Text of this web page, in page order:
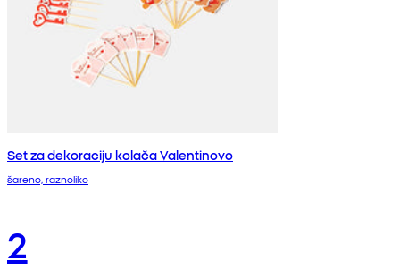
Set za dekoraciju kolača Valentinovo
šareno, raznoliko
2